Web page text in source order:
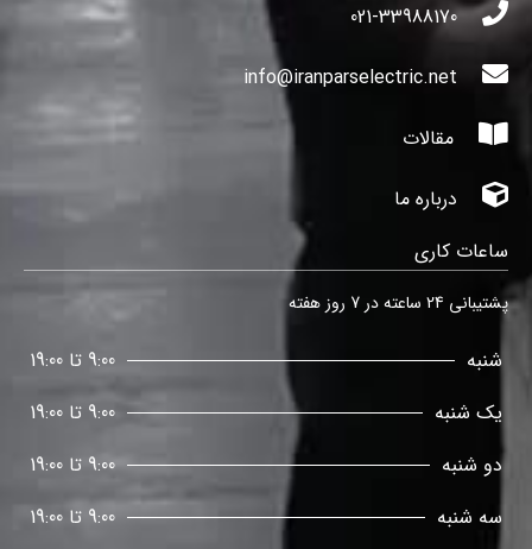
021-33988170
info@iranparselectric.net
مقالات
درباره ما
ساعات کاری
پشتیبانی 24 ساعته در 7 روز هفته
شنبه
9:00 تا 19:00
یک شنبه
9:00 تا 19:00
دو شنبه
9:00 تا 19:00
سه شنبه
9:00 تا 19:00